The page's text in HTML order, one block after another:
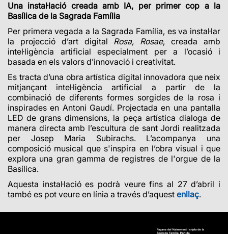
Una instal·lació creada amb IA, per primer cop a la
Basílica de la Sagrada Família
Per primera vegada a la Sagrada Família, es va instal·lar
la projecció d’art digital Rosa, Rosae, creada amb
intel·ligència artificial especialment per a l’ocasió i
basada en els valors d’innovació i creativitat.
Es tracta d’una obra artística digital innovadora que neix
mitjançant intel·ligència artificial a partir de la
combinació de diferents formes sorgides de la rosa i
inspirades en Antoni Gaudí. Projectada en una pantalla
LED de grans dimensions, la peça artística dialoga de
manera directa amb l’escultura de sant Jordi realitzada
per Josep Maria Subirachs. L’acompanya una
composició musical que s'inspira en l’obra visual i que
explora una gran gamma de registres de l'orgue de la
Basílica.
Aquesta instal·lació es podrà veure fins al 27 d’abril i
també es pot veure en línia a través d’aquest enllaç.